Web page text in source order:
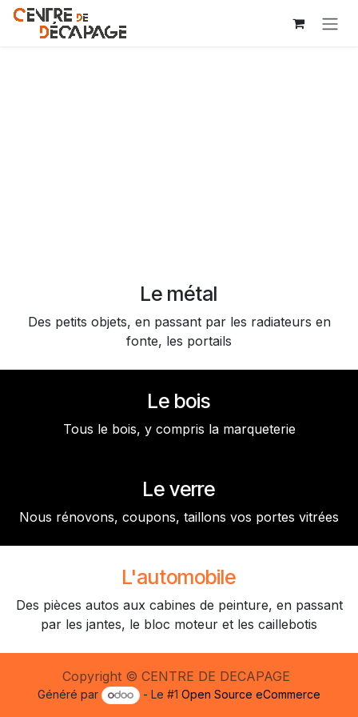
Se rendre au contenu
Le métal
Des petits objets, en passant par les radiateurs en
fonte, les portails
Le bois
Tous le bois, y compris la marqueterie
Le verre
Nous rénovons, coupons, taillons vos portes vitrées
L'automobile
Des pièces autos aux cabines de peinture, en passant
par les jantes, le bloc moteur et les caillebotis
Copyright © CENTRE DE DECAPAGE
Généré par - Le #1Open Source eCommerce